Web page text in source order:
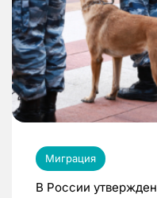
Миграция
В России